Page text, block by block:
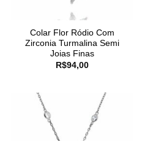
Colar Flor Ródio Com
Zirconia Turmalina Semi
Joias Finas
R$94,00